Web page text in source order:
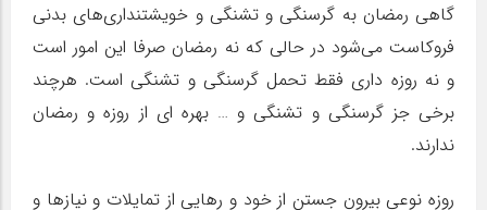
گاهی رمضان به گرسنگی و تشنگی و خویشتنداری‌های بدنی
فروکاست می‌شود در حالی که نه رمضان صرفا این امور است
و نه روزه داری فقط تحمل گرسنگی و تشنگی است. هرچند
برخی جز گرسنگی و تشنگی و … بهره ای از روزه و رمضان
ندارند.
روزه نوعی بیرون جستن از خود و رهایی از تمایلات و نیازها و